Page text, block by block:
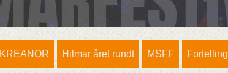
KREANOR Hilmar året rundt MSFF Fortelling